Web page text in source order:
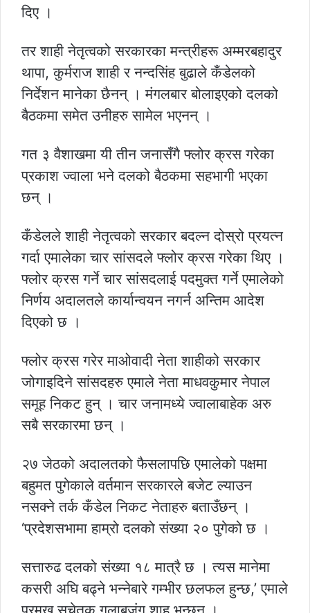
दिए ।
तर शाही नेतृत्वको सरकारका मन्त्रीहरू अम्मरबहादुर
थापा, कुर्मराज शाही र नन्दसिंह बुढाले कँडेलको
निर्देशन मानेका छैनन् । मंगलबार बोलाइएको दलको
बैठकमा समेत उनीहरु सामेल भएनन् ।
गत ३ वैशाखमा यी तीन जनासँगै फ्लोर क्रस गरेका
प्रकाश ज्वाला भने दलको बैठकमा सहभागी भएका
छन् ।
कँडेलले शाही नेतृत्वको सरकार बदल्न दोस्रो प्रयत्न
गर्दा एमालेका चार सांसदले फ्लोर क्रस गरेका थिए ।
फ्लोर क्रस गर्ने चार सांसदलाई पदमुक्त गर्ने एमालेको
निर्णय अदालतले कार्यान्वयन नगर्न अन्तिम आदेश
दिएको छ ।
फ्लोर क्रस गरेर माओवादी नेता शाहीको सरकार
जोगाइदिने सांसदहरु एमाले नेता माधवकुमार नेपाल
समूह निकट हुन् । चार जनामध्ये ज्वालाबाहेक अरु
सबै सरकारमा छन् ।
२७ जेठको अदालतको फैसलापछि एमालेको पक्षमा
बहुमत पुगेकाले वर्तमान सरकारले बजेट ल्याउन
नसक्ने तर्क कँडेल निकट नेताहरु बताउँछन् ।
‘प्रदेशसभामा हाम्रो दलको संख्या २० पुगेको छ ।
सत्तारुढ दलको संख्या १८ मात्रै छ । त्यस मानेमा
कसरी अघि बढ्ने भन्नेबारे गम्भीर छलफल हुन्छ,’ एमाले